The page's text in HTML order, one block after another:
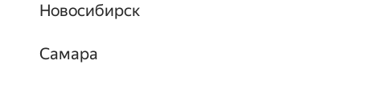
Новосибирск
Самара